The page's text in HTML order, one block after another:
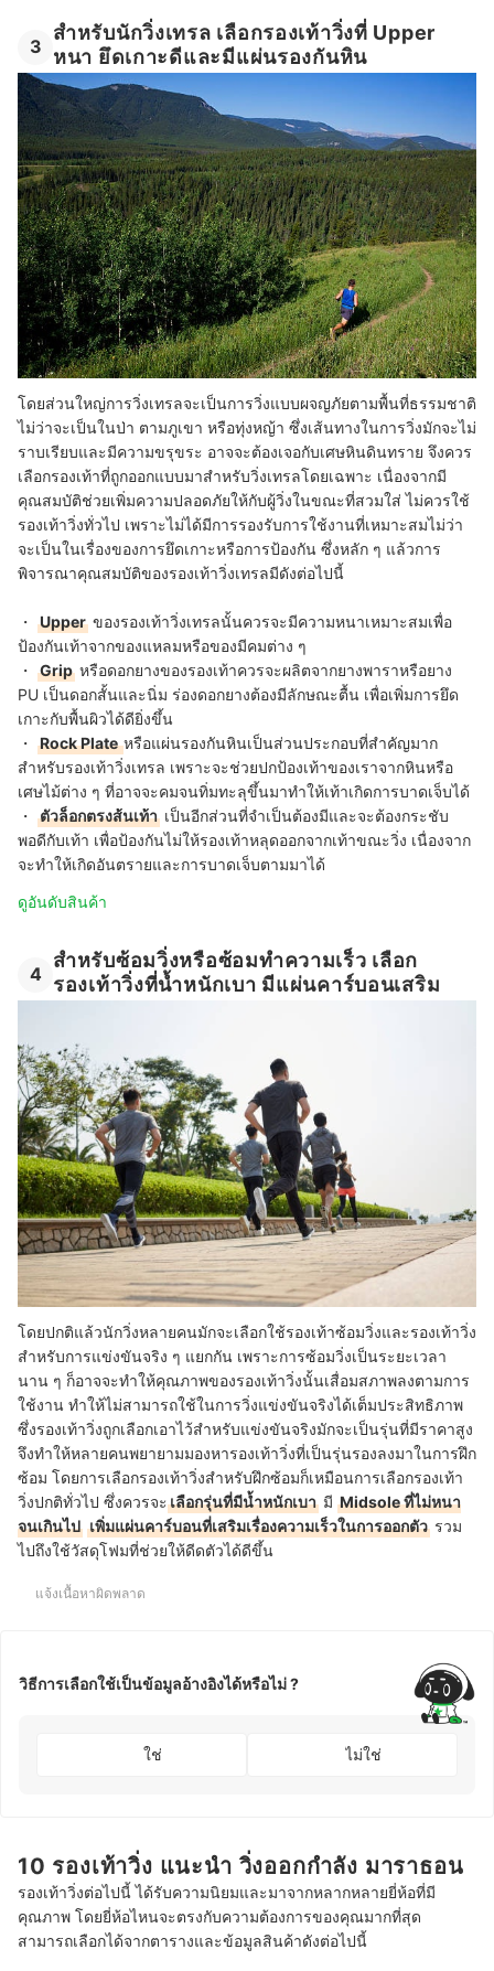
3
สำหรับนักวิ่งเทรล เลือกรองเท้าวิ่งที่ Upper
หนา ยึดเกาะดีและมีแผ่นรองกันหิน
โดยส่วนใหญ่การวิ่งเทรลจะเป็นการวิ่งแบบผจญภัยตามพื้นที่ธรรมชาติ
ไม่ว่าจะเป็นในป่า ตามภูเขา หรือทุ่งหญ้า ซึ่งเส้นทางในการวิ่งมักจะไม่
ราบเรียบและมีความขรุขระ อาจจะต้องเจอกับเศษหินดินทราย จึงควร
เลือกรองเท้าที่ถูกออกแบบมาสำหรับวิ่งเทรลโดยเฉพาะ เนื่องจากมี
คุณสมบัติช่วยเพิ่มความปลอดภัยให้กับผู้วิ่งในขณะที่สวมใส่ ไม่ควรใช้
รองเท้าวิ่งทั่วไป เพราะไม่ได้มีการรองรับการใช้งานที่เหมาะสมไม่ว่า
จะเป็นในเรื่องของการยึดเกาะหรือการป้องกัน ซึ่งหลัก ๆ แล้วการ
พิจารณาคุณสมบัติของรองเท้าวิ่งเทรลมีดังต่อไปนี้
・ Upper ของรองเท้าวิ่งเทรลนั้นควรจะมีความหนาเหมาะสมเพื่อ
ป้องกันเท้าจากของแหลมหรือของมีคมต่าง ๆ
・
Grip หรือดอกยางของรองเท้าควรจะผลิตจากยางพาราหรือยาง
PU เป็นดอกสั้นและนิ่ม ร่องดอกยางต้องมีลักษณะตื้น เพื่อเพิ่มการยึด
เกาะกับพื้นผิวได้ดียิ่งขึ้น
・
Rock Plateหรือแผ่นรองกันหินเป็นส่วนประกอบที่สำคัญมาก
สำหรับรองเท้าวิ่งเทรล เพราะจะช่วยปกป้องเท้าของเราจากหินหรือ
เศษไม้ต่าง ๆ ที่อาจจะคมจนทิ่มทะลุขึ้นมาทำให้เท้าเกิดการบาดเจ็บได้
・
ตัวล็อกตรงส้นเท้า เป็นอีกส่วนที่จำเป็นต้องมีและจะต้องกระชับ
พอดีกับเท้า เพื่อป้องกันไม่ให้รองเท้าหลุดออกจากเท้าขณะวิ่ง เนื่องจาก
จะทำให้เกิดอันตรายและการบาดเจ็บตามมาได้
ดูอันดับสินค้า
4
สำหรับซ้อมวิ่งหรือซ้อมทำความเร็ว เลือก
รองเท้าวิ่งที่น้ำหนักเบา มีแผ่นคาร์บอนเสริม
โดยปกติแล้วนักวิ่งหลายคนมักจะเลือกใช้รองเท้าซ้อมวิ่งและรองเท้าวิ่ง
สำหรับการแข่งขันจริง ๆ แยกกัน เพราะการซ้อมวิ่งเป็นระยะเวลา
นาน ๆ ก็อาจจะทำให้คุณภาพของรองเท้าวิ่งนั้นเสื่อมสภาพลงตามการ
ใช้งาน ทำให้ไม่สามารถใช้ในการวิ่งแข่งขันจริงได้เต็มประสิทธิภาพ
ซึ่งรองเท้าวิ่งถูกเลือกเอาไว้สำหรับแข่งขันจริงมักจะเป็นรุ่นที่มีราคาสูง
จึงทำให้หลายคนพยายามมองหารองเท้าวิ่งที่เป็นรุ่นรองลงมาในการฝึก
ซ้อม โดยการเลือกรองเท้าวิ่งสำหรับฝึกซ้อมก็เหมือนการเลือกรองเท้า
วิ่งปกติทั่วไป ซึ่งควรจะเลือกรุ่นที่มีน้ำหนักเบา มี Midsole ที่ไม่หนา
จนเกินไป เพิ่มแผ่นคาร์บอนที่เสริมเรื่องความเร็วในการออกตัว รวม
ไปถึงใช้วัสดุโฟมที่ช่วยให้ดีดตัวได้ดีขึ้น
แจ้งเนื้อหาผิดพลาด
วิธีการเลือกใช้เป็นข้อมูลอ้างอิงได้หรือไม่ ?
ใช่ ไม่ใช่
10 รองเท้าวิ่ง แนะนำ วิ่งออกกำลัง มาราธอน
รองเท้าวิ่งต่อไปนี้ ได้รับความนิยมและมาจากหลากหลายยี่ห้อที่มี
คุณภาพ โดยยี่ห้อไหนจะตรงกับความต้องการของคุณมากที่สุด
สามารถเลือกได้จากตารางและข้อมูลสินค้าดังต่อไปนี้